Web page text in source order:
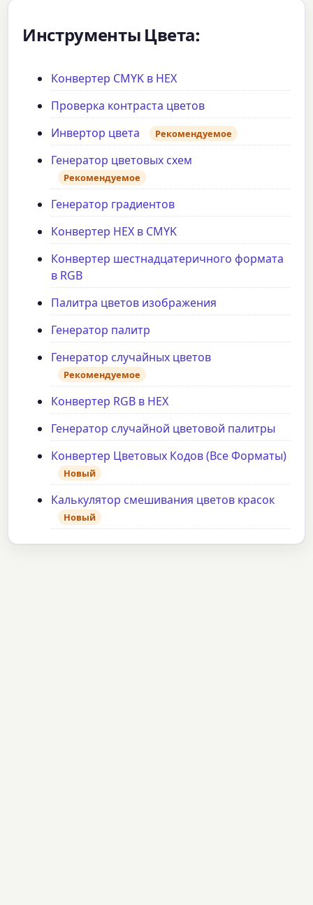
Инструменты Цвета:
Конвертер CMYK в HEX
Проверка контраста цветов
Инвертор цвета
Рекомендуемое
Генератор цветовых схем
Рекомендуемое
Генератор градиентов
Конвертер HEX в CMYK
Конвертер шестнадцатеричного формата
в RGB
Палитра цветов изображения
Генератор палитр
Генератор случайных цветов
Рекомендуемое
Конвертер RGB в HEX
Генератор случайной цветовой палитры
Конвертер Цветовых Кодов (Все Форматы)
Новый
Калькулятор смешивания цветов красок
Новый